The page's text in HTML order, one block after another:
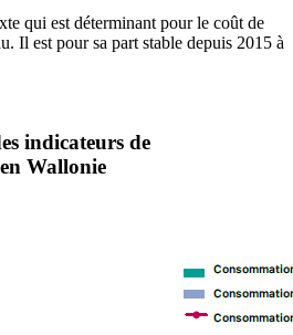
qui est déterminant pour le coût de
Il est pour sa part stable depuis 2015 à
indicateurs de
Wallonie